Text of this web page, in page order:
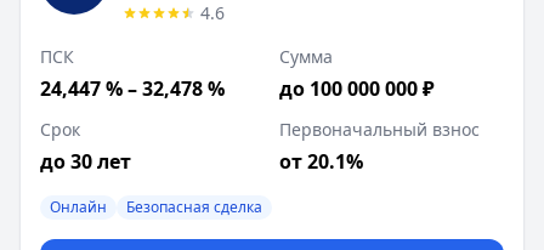
4.6
ПСК
24,447 % – 32,478 %
Сумма
до 100 000 000 ₽
Срок
до 30 лет
Первоначальный взнос
от 20.1%
Онлайн Безопасная сделка